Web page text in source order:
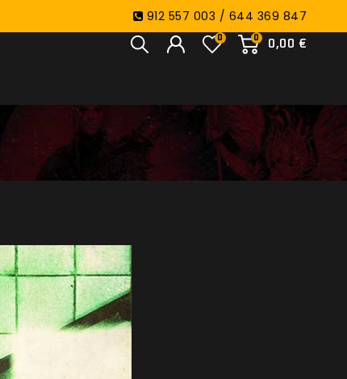
912 557 003 / 644 369 847
0
0,00 €
0